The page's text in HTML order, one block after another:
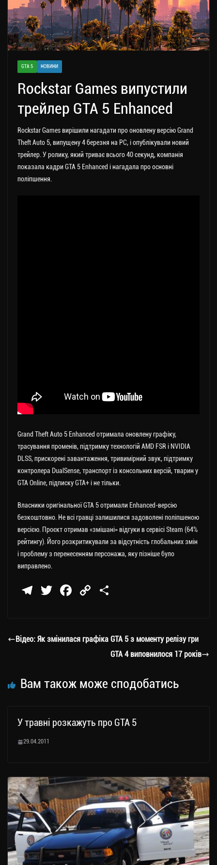
GTA 5 НОВИНИ
Rockstar Games випустили
трейлер GTA 5 Enhanced
Rockstar Games вирішили нагадати про оновлену версію Grand
Theft Auto 5, випущену 4 березня на PC, і опублікували новий
трейлер.У ролику, який триває всього 40 секунд, компанія
показала кадри GTA 5 Enhanced і нагадала про основні
поліпшення.
Grand Theft Auto 5 Enhanced отримала оновлену графіку,
трасування променів, підтримку технологій AMD FSR і NVIDIA
DLSS, прискорені завантаження, тривимірний звук, підтримку
контролера DualSense, транспорт із консольних версій, тварин у
GTA Online, підписку GTA+ і не тільки.
Власники оригінальної GTA 5 отримали Enhanced-версію
безкоштовно. Не всі гравці залишилися задоволені поліпшеною
версією. Проєкт отримав «змішані» відгуки в сервісі Steam (64%
рейтингу). Його розкритикували за відсутність глобальних змін
і проблему з перенесенням персонажа, яку пізніше було
виправлено.
Te
a
T
er
Fa
ok
C
Li ли
ти
Відео: Як змінилася графіка GTA 5 з моменту релізу гри
GTA 4 виповнилося 17 років
Вам також може сподобатись
У травні розкажуть про GTA 5
29.04.2011